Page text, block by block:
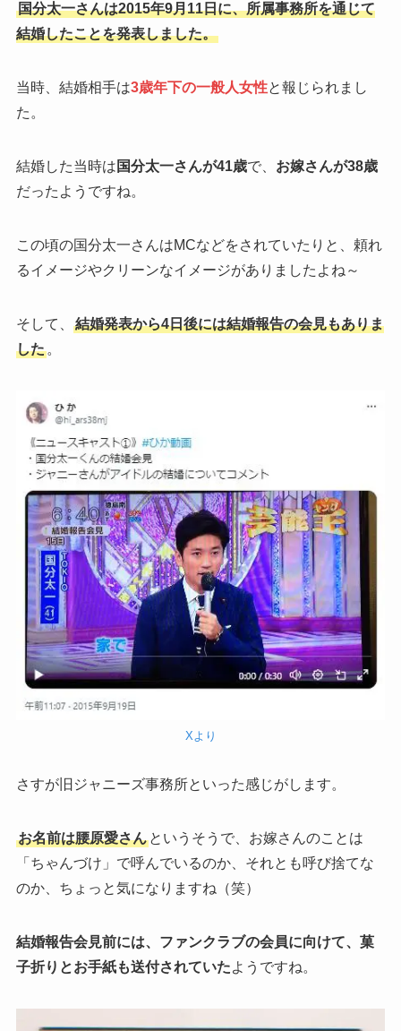
国分太一さんは2015年9月11日に、所属事務所を通じて
結婚したことを発表しました。
当時、結婚相手は3歳年下の一般人女性と報じられまし
た。
結婚した当時は 国分太一さんが41歳で、 お嫁さんが38歳
だったようですね。
この頃の国分太一さんはMCなどをされていたりと、頼れ
るイメージやクリーンなイメージがありましたよね～
そして、
結婚発表から4日後には結婚報告の会見もありま
した。
Xより
さすが旧ジャニーズ事務所といった感じがします。
お名前は腰原愛さんというそうで、お嫁さんのことは
「ちゃんづけ」で呼んでいるのか、それとも呼び捨てな
のか、ちょっと気になりますね（笑）
結婚報告会見前には、ファンクラブの会員に向けて、菓
子折りとお手紙も送付されていたようですね。